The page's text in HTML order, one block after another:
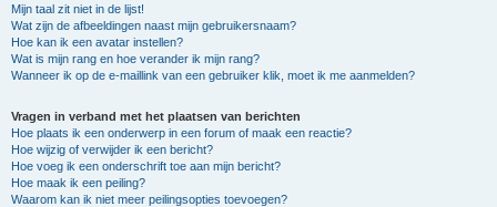
Mijn taal zit niet in de lijst!
Wat zijn de afbeeldingen naast mijn gebruikersnaam?
Hoe kan ik een avatar instellen?
Wat is mijn rang en hoe verander ik mijn rang?
Wanneer ik op de e-maillink van een gebruiker klik, moet ik me aanmelden?
Vragen in verband met het plaatsen van berichten
Hoe plaats ik een onderwerp in een forum of maak een reactie?
Hoe wijzig of verwijder ik een bericht?
Hoe voeg ik een onderschrift toe aan mijn bericht?
Hoe maak ik een peiling?
Waarom kan ik niet meer peilingsopties toevoegen?